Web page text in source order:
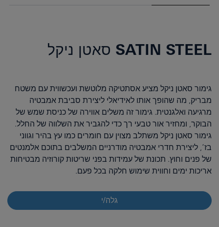
SATIN STEEL סאטן ניקל
גימור סאטן ניקל מציע אסתטיקה מלוטשת ועכשווית עם משטח
מבריק, מה שהופך אותו לאידיאלי ליצירת סביבת אמבטיה
מרגיעה ואלגנטית. גימור זה משלים אווירה של כניסת שמש של
הבוקר, ומחזיר אור טבעי רך כדי להגביר את השלווה של החלל.
גימור סאטן ניקל משתלב מצוין עם חומרים כמו עץ בהיר וגווני
בז‘, ליצירת חדרי אמבטיה מודרניים המשלבים בתוכם אלמנטים
של פנים וחוץ. תכונת של עמידות בפני שריטות קורוזיה מבטיחות
אריכות ימים וחווית שימוש חלקה בכל פעם.
גלה/י